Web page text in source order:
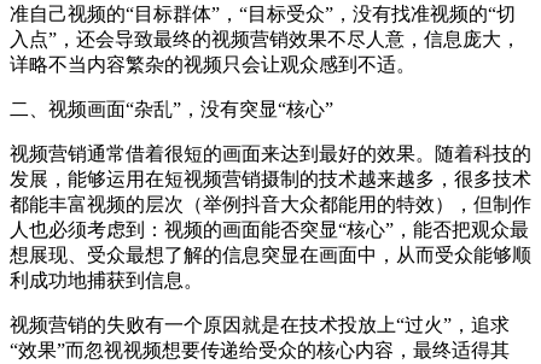
准自己视频的“目标群体”，“目标受众”，没有找准视频的“切
入点”，还会导致最终的视频营销效果不尽人意，信息庞大，
详略不当内容繁杂的视频只会让观众感到不适。
二、视频画面“杂乱”，没有突显“核心”
视频营销通常借着很短的画面来达到最好的效果。随着科技的
发展，能够运用在短视频营销摄制的技术越来越多，很多技术
都能丰富视频的层次（举例抖音大众都能用的特效），但制作
人也必须考虑到：视频的画面能否突显“核心”，能否把观众最
想展现、受众最想了解的信息突显在画面中，从而受众能够顺
利成功地捕获到信息。
视频营销的失败有一个原因就是在技术投放上“过火”，追求
“效果”而忽视视频想要传递给受众的核心内容，最终适得其